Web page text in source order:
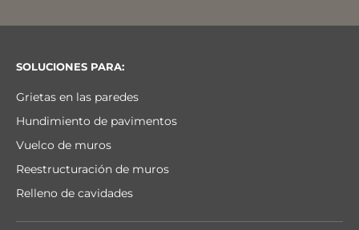
SOLUCIONES PARA:
Grietas en las paredes
Hundimiento de pavimentos
Vuelco de muros
Reestructuración de muros
Relleno de cavidades